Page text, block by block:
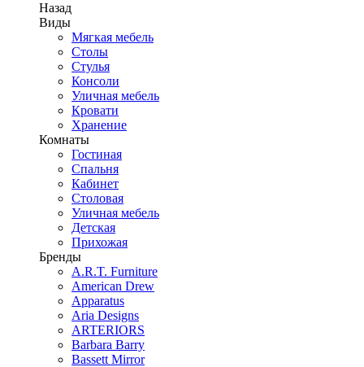
Назад
Виды
Мягкая мебель
Столы
Стулья
Консоли
Уличная мебель
Кровати
Хранение
Комнаты
Гостиная
Спальня
Кабинет
Столовая
Уличная мебель
Детская
Прихожая
Бренды
A.R.T. Furniture
American Drew
Apparatus
Aria Designs
ARTERIORS
Barbara Barry
Bassett Mirror